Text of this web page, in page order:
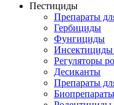
Пестициды
Препараты
Гербициды
Фунгициды
Регуляторы
Десиканты
Препараты
Биопрепараты